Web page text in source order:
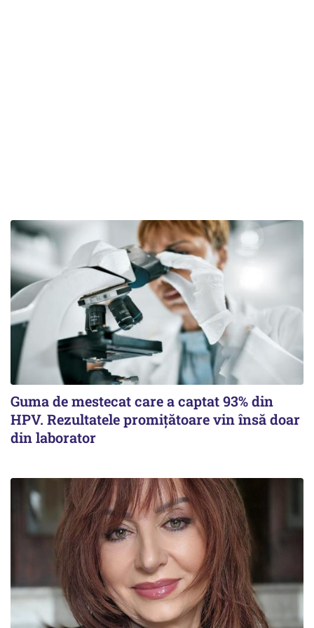
Guma de mestecat care a captat 93% din
HPV. Rezultatele promițătoare vin însă doar
din laborator